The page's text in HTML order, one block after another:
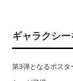
ギャラクシ
第3弾となるポスタ